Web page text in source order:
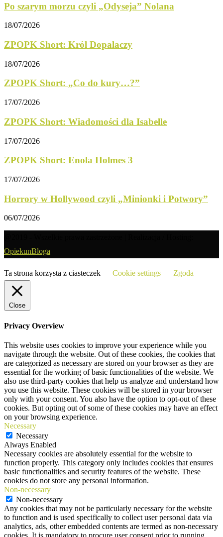
Po szarym morzu czyli „Odyseja” Nolana
18/07/2026
ZPOPK Short: Król Dopalaczy
18/07/2026
ZPOPK Short: „Co do kury…?”
17/07/2026
ZPOPK Short: Wiadomości dla Isabelle
17/07/2026
ZPOPK Short: Enola Holmes 3
17/07/2026
Horrory w Hollywood czyli „Minionki i Potwory”
06/07/2026
OpiekunBloga
Ta strona korzysta z ciasteczek Cookie settings Zgoda
Close
Privacy Overview
This website uses cookies to improve your experience while you
navigate through the website. Out of these cookies, the cookies that
are categorized as necessary are stored on your browser as they are
essential for the working of basic functionalities of the website. We
also use third-party cookies that help us analyze and understand how
you use this website. These cookies will be stored in your browser
only with your consent. You also have the option to opt-out of these
cookies. But opting out of some of these cookies may have an effect
on your browsing experience.
Necessary
Necessary
Always Enabled
Necessary cookies are absolutely essential for the website to
function properly. This category only includes cookies that ensures
basic functionalities and security features of the website. These
cookies do not store any personal information.
Non-necessary
Non-necessary
Any cookies that may not be particularly necessary for the website
to function and is used specifically to collect user personal data via
analytics, ads, other embedded contents are termed as non-necessary
cookies. It is mandatory to procure user consent prior to running